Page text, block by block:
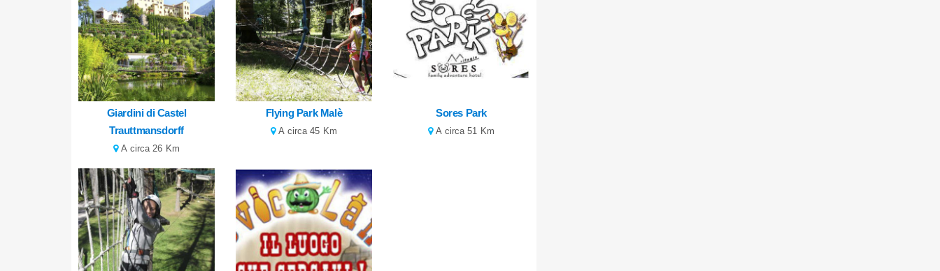
Giardini di Castel
Trauttmansdorff
A circa 26 Km
Flying Park Malè
A circa 45 Km
Sores Park
A circa 51 Km